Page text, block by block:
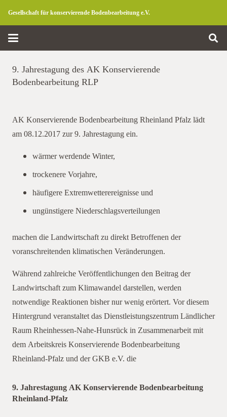
Gesellschaft für konservierende Bodenbearbeitung e.V.
9. Jahrestagung des AK Konservierende
Bodenbearbeitung RLP
AK Konservierende Bodenbearbeitung Rheinland Pfalz lädt
am 08.12.2017 zur 9. Jahrestagung ein.
wärmer werdende Winter,
trockenere Vorjahre,
häufigere Extremwetterereignisse und
ungünstigere Niederschlagsverteilungen
machen die Landwirtschaft zu direkt Betroffenen der
voranschreitenden klimatischen Veränderungen.
Während zahlreiche Veröffentlichungen den Beitrag der
Landwirtschaft zum Klimawandel darstellen, werden
notwendige Reaktionen bisher nur wenig erörtert. Vor diesem
Hintergrund veranstaltet das Dienstleistungszentrum Ländlicher
Raum Rheinhessen-Nahe-Hunsrück in Zusammenarbeit mit
dem Arbeitskreis Konservierende Bodenbearbeitung
Rheinland-Pfalz und der GKB e.V. die
9. Jahrestagung AK Konservierende Bodenbearbeitung
Rheinland-Pfalz